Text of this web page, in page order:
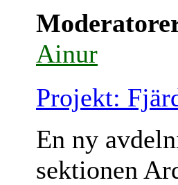
Ainur
Projekt:
En ny
sektionen